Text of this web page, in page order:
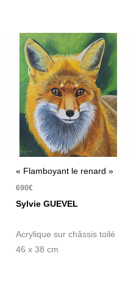
« Flamboyant le renard »
690€
Sylvie GUEVEL
Acrylique sur châssis toilé
46 x 38 cm